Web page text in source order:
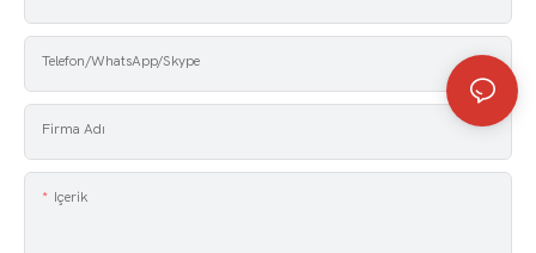
Telefon/WhatsApp/Skype
Firma Adı
Içerik